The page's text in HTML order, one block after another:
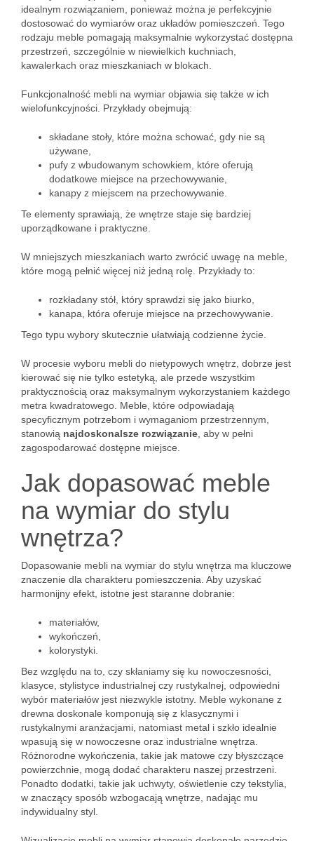
idealnym rozwiązaniem, ponieważ można je perfekcyjnie
dostosować do wymiarów oraz układów pomieszczeń. Tego
rodzaju meble pomagają maksymalnie wykorzystać dostępna
przestrzeń, szczególnie w niewielkich kuchniach,
kawalerkach oraz mieszkaniach w blokach.
Funkcjonalność mebli na wymiar objawia się także w ich
wielofunkcyjności. Przykłady obejmują:
składane stoły, które można schować, gdy nie są
używane,
pufy z wbudowanym schowkiem, które oferują
dodatkowe miejsce na przechowywanie,
kanapy z miejscem na przechowywanie.
Te elementy sprawiają, że wnętrze staje się bardziej
uporządkowane i praktyczne.
W mniejszych mieszkaniach warto zwrócić uwagę na meble,
które mogą pełnić więcej niż jedną rolę. Przykłady to:
rozkładany stół, który sprawdzi się jako biurko,
kanapa, która oferuje miejsce na przechowywanie.
Tego typu wybory skutecznie ułatwiają codzienne życie.
W procesie wyboru mebli do nietypowych wnętrz, dobrze jest
kierować się nie tylko estetyką, ale przede wszystkim
praktycznością oraz maksymalnym wykorzystaniem każdego
metra kwadratowego. Meble, które odpowiadają
specyficznym potrzebom i wymaganiom przestrzennym,
stanowią najdoskonalsze rozwiązanie , aby w pełni
zagospodarować dostępne miejsce.
Jak dopasować meble
na wymiar do stylu
wnętrza?
Dopasowanie mebli na wymiar do stylu wnętrza ma kluczowe
znaczenie dla charakteru pomieszczenia. Aby uzyskać
harmonijny efekt, istotne jest staranne dobranie:
materiałów,
wykończeń,
kolorystyki.
Bez względu na to, czy skłaniamy się ku nowoczesności,
klasyce, stylistyce industrialnej czy rustykalnej, odpowiedni
wybór materiałów jest niezwykle istotny. Meble wykonane z
drewna doskonale komponują się z klasycznymi i
rustykalnymi aranżacjami, natomiast metal i szkło idealnie
wpasują się w nowoczesne oraz industrialne wnętrza.
Różnorodne wykończenia, takie jak matowe czy błyszczące
powierzchnie, mogą dodać charakteru naszej przestrzeni.
Ponadto dodatki, takie jak uchwyty, oświetlenie czy tekstylia,
w znaczący sposób wzbogacają wnętrze, nadając mu
indywidualny styl.